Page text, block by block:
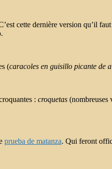
cette dernière version qu’il faut
(caracoles en guisillo picante de
: croquetas (nombreuses
prueba de matanza. Qui feront